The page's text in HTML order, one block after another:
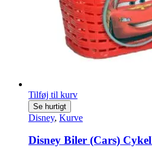
Tilføj til kurv
Se hurtigt
Disney, Kurve
Disney Biler (Cars)